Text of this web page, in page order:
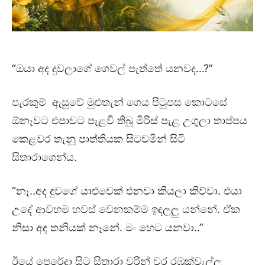
“ඔයා අද දුවලාගේ ගෙවල් පැත්තේ යනවද…?”
පැරකුම් ඇසුවේ මුළුතැන් ගෙය පිටුපස කොටසේ
ඕනෑවට එපාවට පැළවී තිබූ මිරිස් පැළ උගුලා තාප්පය
කෙළවර තැනූ පාත්තියක සිටවමින් සිටි
සිතාරාගෙන්ය.
“නෑ..අද දුවගේ යාළුවෙක් එනවා කියලා කිව්වා. එයා
උදේ ආවහම හවස් වෙනකම්ම ඉඳලලු යන්නේ. ඒක
නිසා අද තනියක් නෑනේ. මං හෙට යනවා..”
ඊයේ පෙරේදා සිට සිතාරා වරින් වර රඹුක්වැල්ල